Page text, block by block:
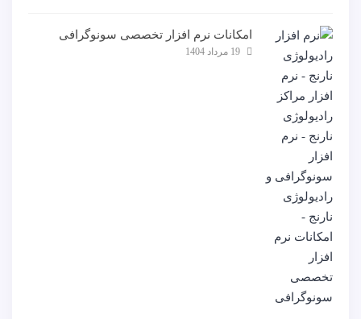
امکانات نرم افزار تخصصی سونوگرافی